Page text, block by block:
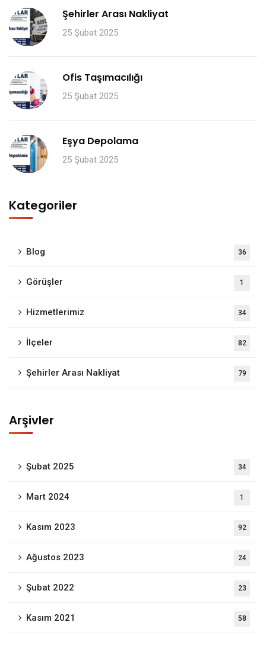
Şehirler Arası Nakliyat
25 Şubat 2025
Ofis Taşımacılığı
25 Şubat 2025
Eşya Depolama
25 Şubat 2025
Kategoriler
Blog 36
Görüşler 1
Hizmetlerimiz 34
İlçeler 82
Şehirler Arası Nakliyat 79
Arşivler
Şubat 2025 34
Mart 2024 1
Kasım 2023 92
Ağustos 2023 24
Şubat 2022 23
Kasım 2021 58